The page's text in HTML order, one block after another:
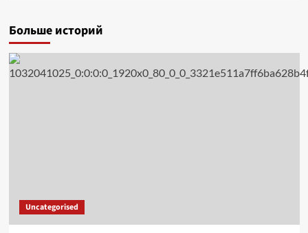
Больше историй
Uncategorised